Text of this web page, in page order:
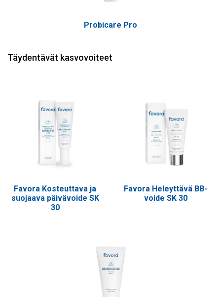
Probicare Pro
Täydentävät kasvovoiteet
Favora Kosteuttava ja
suojaava päivävoide SK
30
Favora Heleyttävä BB-
voide SK 30